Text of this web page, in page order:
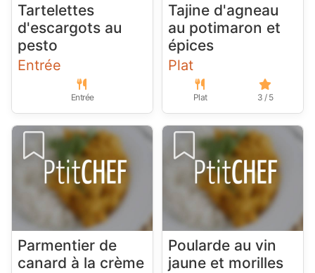
Tartelettes
d'escargots au
pesto
Entrée
Entrée
Tajine d'agneau
au potimaron et
épices
Plat
Plat 3 / 5
Parmentier de
canard à la crème
Poularde au vin
jaune et morilles